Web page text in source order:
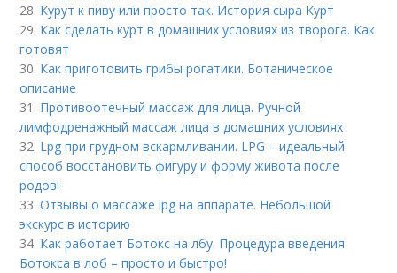
28. Курут к пиву или просто так. История сыра Курт
29. Как сделать курт в домашних условиях из творога. Как
готовят
30. Как приготовить грибы рогатики. Ботаническое
описание
31. Противоотечный массаж для лица. Ручной
лимфодренажный массаж лица в домашних условиях
32. Lpg при грудном вскармливании. LPG – идеальный
способ восстановить фигуру и форму живота после
родов!
33.Отзывы о массаже lpg на аппарате. Небольшой
экскурс в историю
34. Как работает Ботокс на лбу. Процедура введения
Ботокса в лоб – просто и быстро!